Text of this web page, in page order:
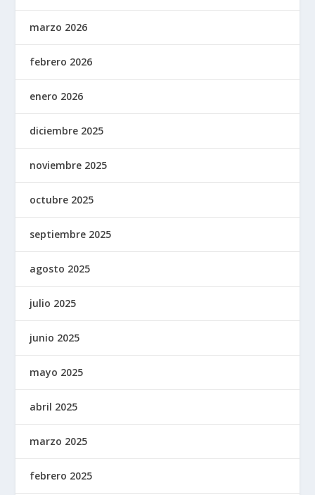
marzo 2026
febrero 2026
enero 2026
diciembre 2025
noviembre 2025
octubre 2025
septiembre 2025
agosto 2025
julio 2025
junio 2025
mayo 2025
abril 2025
marzo 2025
febrero 2025